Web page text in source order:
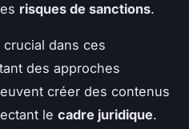
risques de sanctions.
crucial dans ces
des approches
créer des contenus
le cadre juridique.